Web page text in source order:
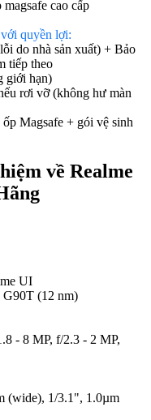
cao cấp
quyền lợi:
do nhà sản xuất) + Bảo
tiếp theo
giới hạn)
rơi vỡ (không hư màn
Magsafe + gói vệ sinh
về Realme
UI
(12 nm)
- 8 MP, f/2.3 - 2 MP,
(wide), 1/3.1", 1.0µm